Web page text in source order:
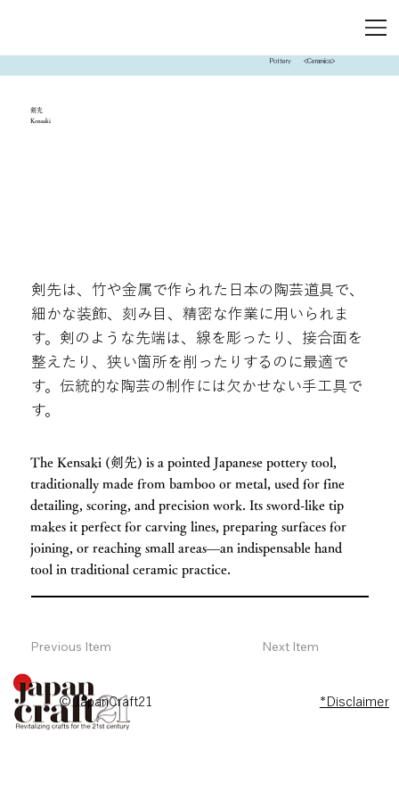
Pottery <Ceramics>
剣先
Kensaki
剣先は、竹や金属で作られた日本の陶芸道具で、
細かな装飾、刻み目、精密な作業に用いられま
す。剣のような先端は、線を彫ったり、接合面を
整えたり、狭い箇所を削ったりするのに最適で
す。伝統的な陶芸の制作には欠かせない手工具で
す。
The Kensaki (剣先) is a pointed Japanese pottery tool,
traditionally made from bamboo or metal, used for fine
detailing, scoring, and precision work. Its sword-like tip
makes it perfect for carving lines, preparing surfaces for
joining, or reaching small areas—an indispensable hand
tool in traditional ceramic practice.
Previous Item Next Item
© JapanCraft21 *Disclaimer